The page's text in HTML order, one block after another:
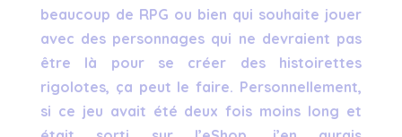
beaucoup de RPG ou bien qui souhaite jouer
avec des personnages qui ne devraient pas
être là pour se créer des histoirettes
rigolotes, ça peut le faire. Personnellement,
si ce jeu avait été deux fois moins long et